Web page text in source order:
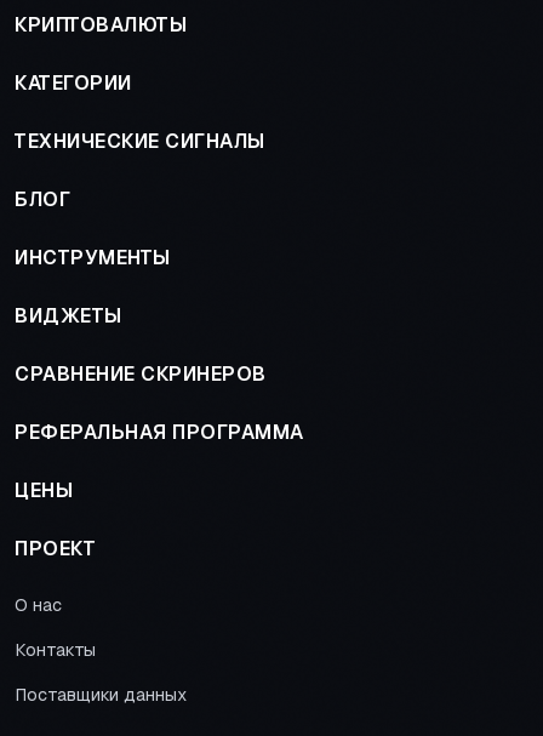
КРИПТОВАЛЮТЫ
КАТЕГОРИИ
ТЕХНИЧЕСКИЕ СИГНАЛЫ
БЛОГ
ИНСТРУМЕНТЫ
ВИДЖЕТЫ
СРАВНЕНИЕ СКРИНЕРОВ
РЕФЕРАЛЬНАЯ ПРОГРАММА
ЦЕНЫ
ПРОЕКТ
О нас
Контакты
Поставщики данных